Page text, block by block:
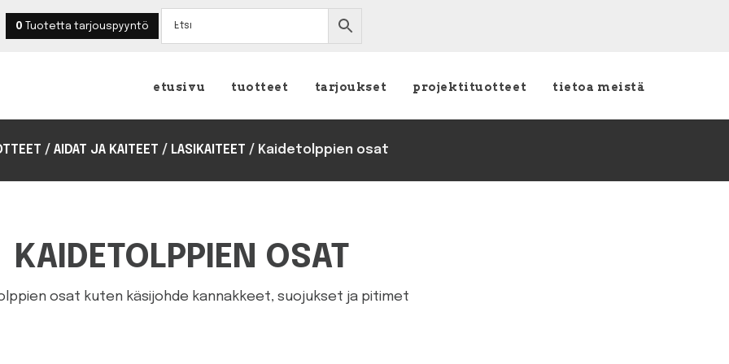
0 Tuotetta tarjouspyyntö
etusivu tuotteet tarjoukset projektituotteet tietoa meistä
/ AIDAT JA KAITEET / LASIKAITEET / Kaidetolppien osat
KAIDETOLPPIEN OSAT
osat kuten käsijohde kannakkeet, suojukset ja pitimet